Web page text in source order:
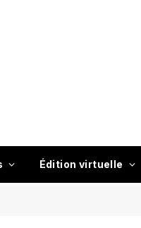
Édition virtuelle